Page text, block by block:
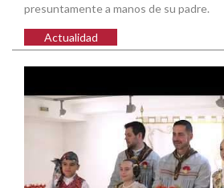
presuntamente a manos de su padre.
Actualidad